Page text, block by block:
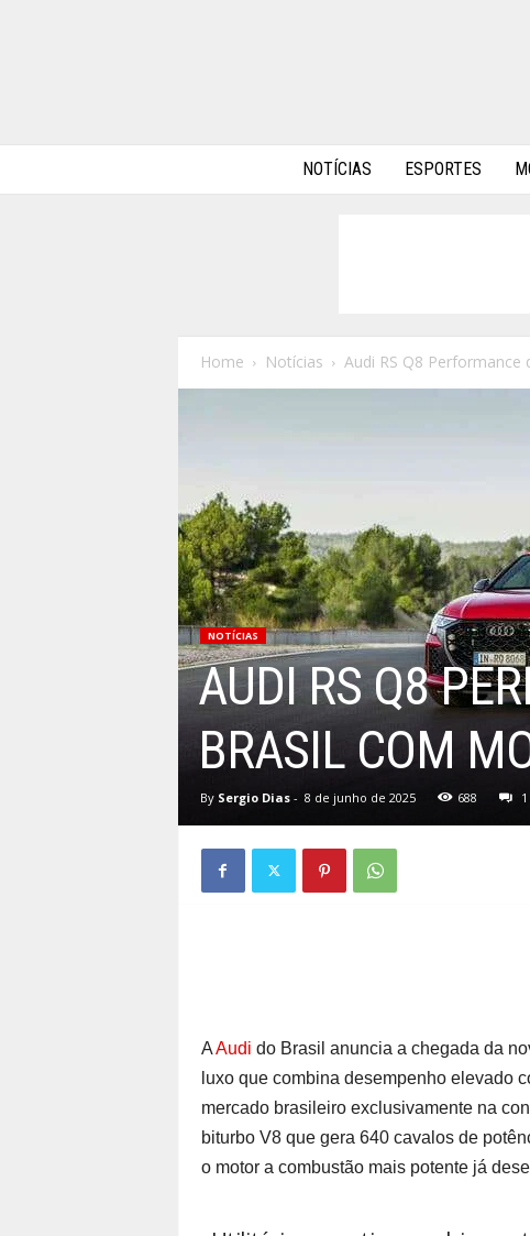
NOTÍCIAS ESPORTES
Home Notícias Audi RS Q8
NOTÍCIAS
AUDI RS Q8
BRASIL COM
By Sergio Dias- 8 de junho de 2025 688 1
AAudi do Brasil anuncia a chegada da
luxo que combina desempenho elevado
mercado brasileiro exclusivamente na
biturbo V8 que gera 640 cavalos de
o motor a combustão mais potente já